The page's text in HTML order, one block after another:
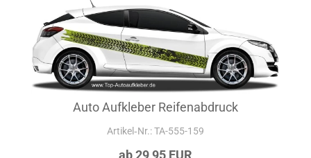
Auto Aufkleber Reifenabdruck
Artikel‑Nr.: TA-555-159
ab 29,95 EUR